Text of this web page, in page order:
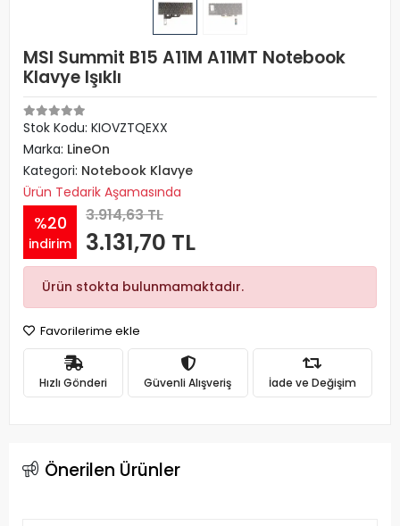
MSI Summit B15 A11M A11MT Notebook
Klavye Işıklı
Stok Kodu: KIOVZTQEXX
Marka: LineOn
Kategori: Notebook Klavye
Ürün Tedarik Aşamasında
%20
indirim
3.914,63 TL
3.131,70 TL
Ürün stokta bulunmamaktadır.
Favorilerime ekle
Hızlı Gönderi Güvenli Alışveriş İade ve Değişim
Önerilen Ürünler